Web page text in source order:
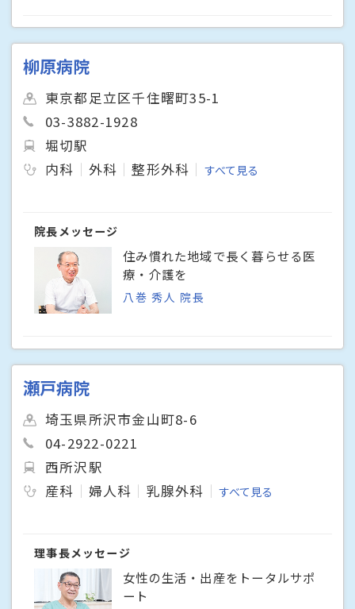
柳原病院
東京都足立区千住曙町35-1
03-3882-1928
堀切駅
内科
外科 整形外科 すべて見る
院長メッセージ
住み慣れた地域で長く暮らせる医
療・介護を
八巻 秀人 院長
瀬戸病院
埼玉県所沢市金山町8-6
04-2922-0221
西所沢駅
産科
婦人科 乳腺外科 すべて見る
理事長メッセージ
女性の生活・出産をトータルサポ
ート